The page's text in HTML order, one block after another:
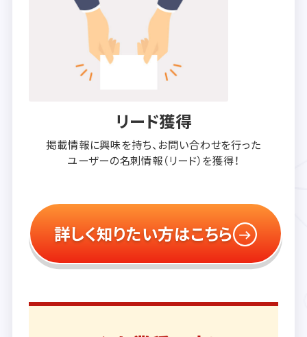
リード獲得
掲載情報に興味を持ち、 お問い合わせを行った
ユーザーの名刺情報（リード）を獲得！
詳しく知りたい方はこちら